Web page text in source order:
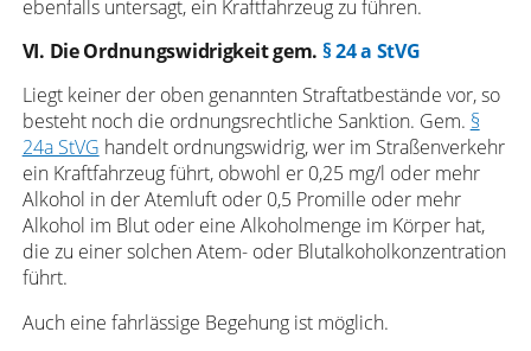
ebenfalls untersagt, ein Kraftfahrzeug zu führen.
VI. Die Ordnungswidrigkeit gem. § 24 a StVG
Liegt keiner der oben genannten Straftatbestände vor, so
besteht noch die ordnungsrechtliche Sanktion. Gem. §
24a StVG handelt ordnungswidrig, wer im Straßenverkehr
ein Kraftfahrzeug führt, obwohl er 0,25 mg/l oder mehr
Alkohol in der Atemluft oder 0,5 Promille oder mehr
Alkohol im Blut oder eine Alkoholmenge im Körper hat,
die zu einer solchen Atem- oder Blutalkoholkonzentration
führt.
Auch eine fahrlässige Begehung ist möglich.